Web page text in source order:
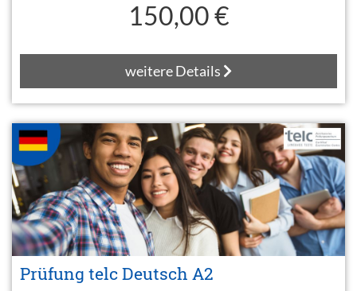
150,00 €
weitere Details
Prüfung telc Deutsch A2